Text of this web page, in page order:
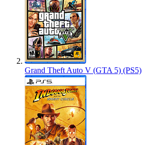
Grand Theft Auto V (GTA 5) (PS5)